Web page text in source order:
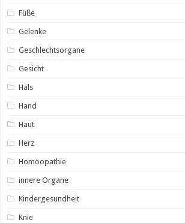
Füße
Gelenke
Geschlechtsorgane
Gesicht
Hals
Hand
Haut
Herz
Homöopathie
innere Organe
Kindergesundheit
Knie